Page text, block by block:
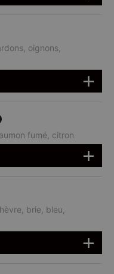
oignons,
fumé, citron
brie, bleu,